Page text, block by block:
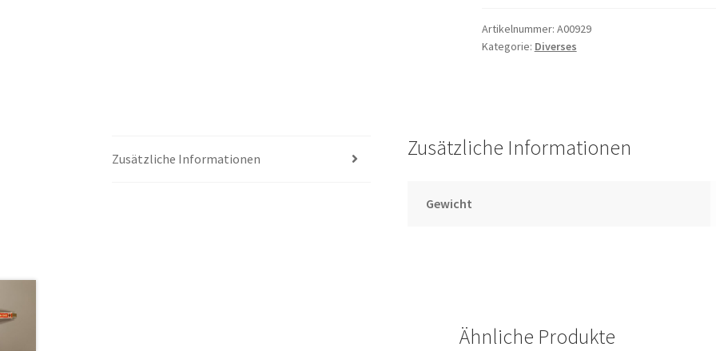
Artikelnummer: A00929
Kategorie: Diverses
Zusätzliche Informationen Zusätzliche Informationen
Gewicht
Ähnliche Produkte